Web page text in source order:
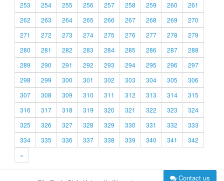
253
254 255 256 257 258 259 260
261
262
263 264 265 266 267 268 269
270
271
272 273 274 275 276 277 278
279
280
281 282 283 284 285 286 287
288
289
290 291 292 293 294 295 296
297
298
299 300 301 302 303 304 305
306
307
308 309 310 311 312 313 314
315
316
317 318 319 320 321 322 323
324
325
326 327 328 329 330 331 332
333
334
335 336 337 338 339 340 341
342
»
Contact us